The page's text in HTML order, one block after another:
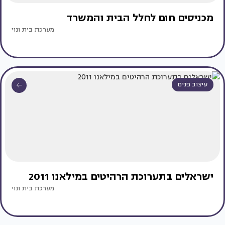
מכניסים חום לחלל הבית והמשרד
מערכת בית ונוי
עיצוב פנים
ישראלים בתערוכת הרהיטים במילאנו 2011
מערכת בית ונוי